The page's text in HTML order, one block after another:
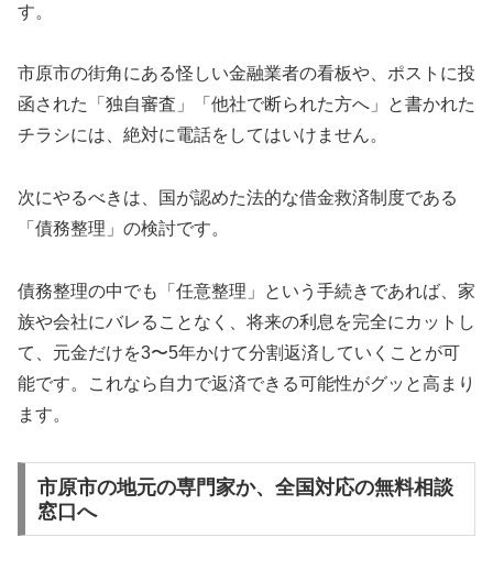
す。
市原市の街角にある怪しい金融業者の看板や、ポストに投
函された「独自審査」「他社で断られた方へ」と書かれた
チラシには、絶対に電話をしてはいけません。
次にやるべきは、国が認めた法的な借金救済制度である
「債務整理」の検討です。
債務整理の中でも「任意整理」という手続きであれば、家
族や会社にバレることなく、将来の利息を完全にカットし
て、元金だけを3〜5年かけて分割返済していくことが可
能です。これなら自力で返済できる可能性がグッと高まり
ます。
市原市の地元の専門家か、全国対応の無料相談
窓口へ